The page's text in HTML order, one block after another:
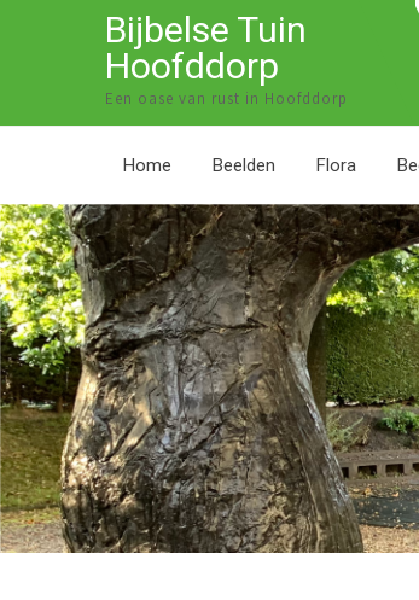
Bijbelse Tuin
Hoofddorp
Een oase van rust in Hoofddorp
Home Beelden Flora